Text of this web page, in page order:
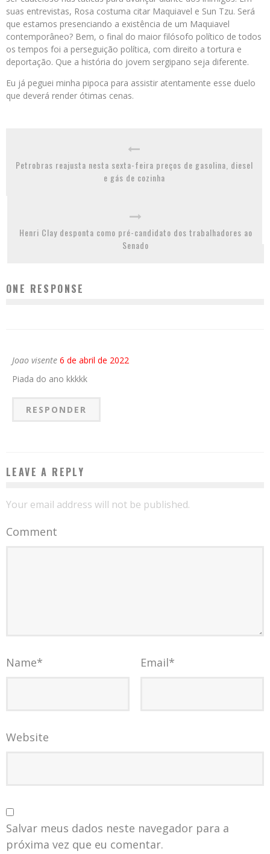
suas entrevistas, Rosa costuma citar Maquiavel e Sun Tzu. Será
que estamos presenciando a existência de um Maquiavel
contemporâneo? Bem, o final do maior filósofo político de todos
os tempos foi a perseguição política, com direito a tortura e
deportação. Que a história do jovem sergipano seja diferente.
Eu já peguei minha pipoca para assistir atentamente esse duelo
que deverá render ótimas cenas.
Petrobras reajusta nesta sexta-feira preços de gasolina, diesel
e gás de cozinha
Henri Clay desponta como pré-candidato dos trabalhadores ao
Senado
ONE RESPONSE
Joao visente 6 de abril de 2022
Piada do ano kkkkk
RESPONDER
LEAVE A REPLY
Your email address will not be published.
Comment
Name* Email*
Website
Salvar meus dados neste navegador para a
próxima vez que eu comentar.